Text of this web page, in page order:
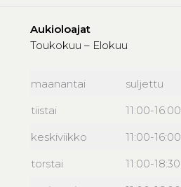
Aukioloajat
Toukokuu – Elokuu
maanantai
suljettu
tiistai
11:00-16:00
keskiviikko
11:00-16:00
torstai
11:00-18:30